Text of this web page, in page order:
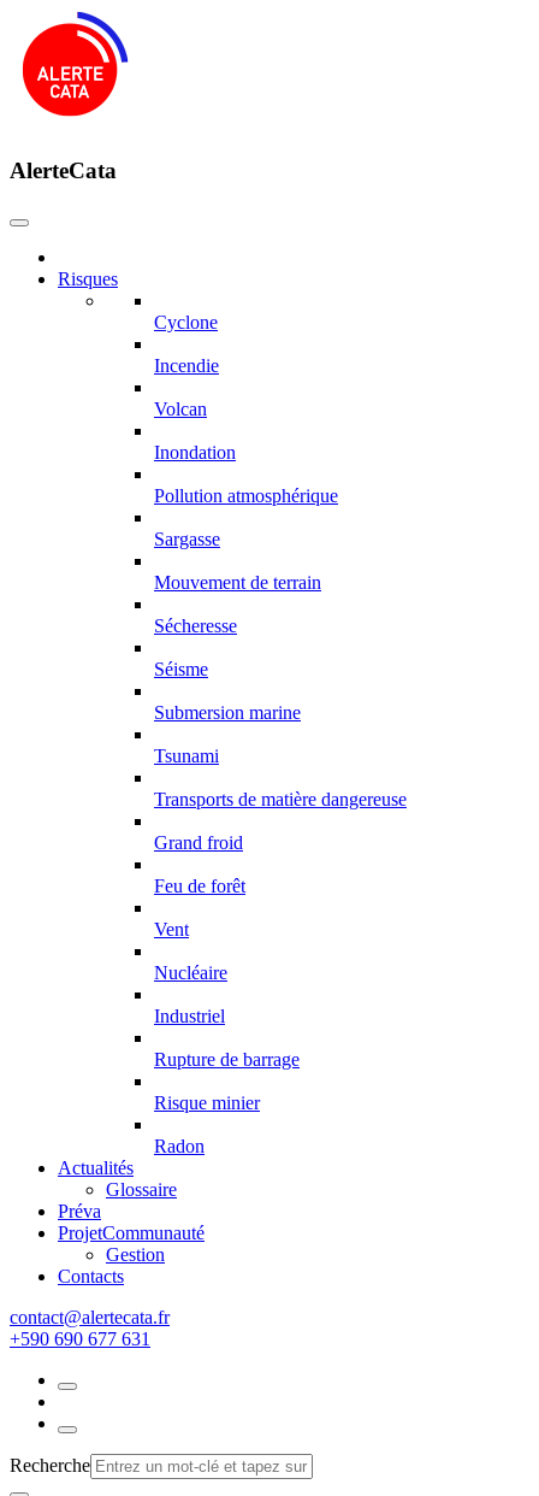
AlerteCata
Risques
Cyclone
Incendie
Volcan
Inondation
Pollution atmosphérique
Sargasse
Mouvement de terrain
Sécheresse
Séisme
Submersion marine
Tsunami
Transports de matière dangereuse
Grand froid
Feu de forêt
Vent
Nucléaire
Industriel
Rupture de barrage
Risque minier
Radon
Actualités
Glossaire
Préva
ProjetCommunauté
Gestion
Contacts
rf.atacetrela@tcatnoc
+590 690 677 631
Recherche